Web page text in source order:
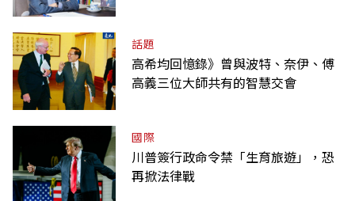
話題
高希均回憶錄》曾與波特、奈伊、傅
高義三位大師共有的智慧交會
國際
川普簽行政命令禁「生育旅遊」，恐
再掀法律戰